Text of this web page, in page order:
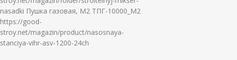
nasadki Пушка газовая, М2 ТПГ-10000_М2
https://good-
stroy.net/magazin/product/nasosnaya-
stanciya-vihr-asv-1200-24ch